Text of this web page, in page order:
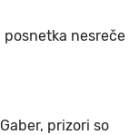
posnetka nesreče
prizori so